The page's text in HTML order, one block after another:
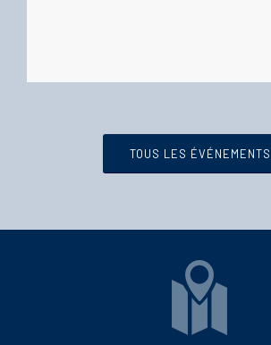
TOUS LES ÉVÉNEMENTS